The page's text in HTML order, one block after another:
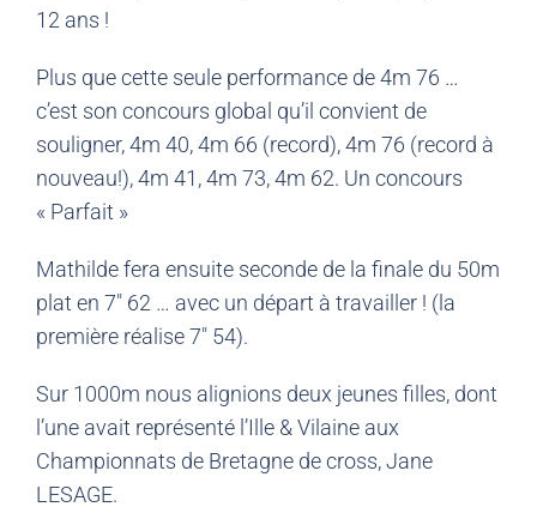
12 ans !
Plus que cette seule performance de 4m 76 …
c’est son concours global qu’il convient de
souligner, 4m 40, 4m 66 (record), 4m 76 (record à
nouveau!), 4m 41, 4m 73, 4m 62. Un concours
« Parfait »
Mathilde fera ensuite seconde de la finale du 50m
plat en 7″ 62 … avec un départ à travailler ! (la
première réalise 7″ 54).
Sur 1000m nous alignions deux jeunes filles, dont
l’une avait représenté l’Ille & Vilaine aux
Championnats de Bretagne de cross, Jane
LESAGE.